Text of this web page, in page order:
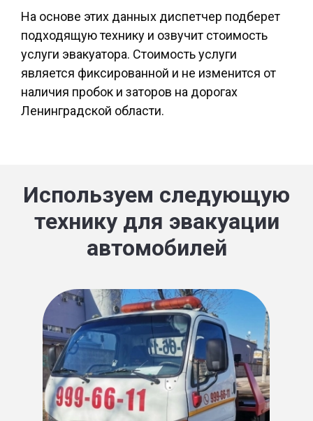
На основе этих данных диспетчер подберет
подходящую технику и озвучит стоимость
услуги эвакуатора. Стоимость услуги
является фиксированной и не изменится от
наличия пробок и заторов на дорогах
Ленинградской области.
Используем следующую
технику для эвакуации
автомобилей